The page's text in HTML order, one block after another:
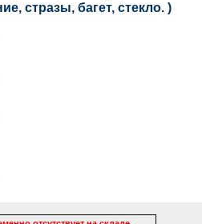
стразы, багет, стекло. )